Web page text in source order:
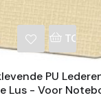
PU
Lus - Voor